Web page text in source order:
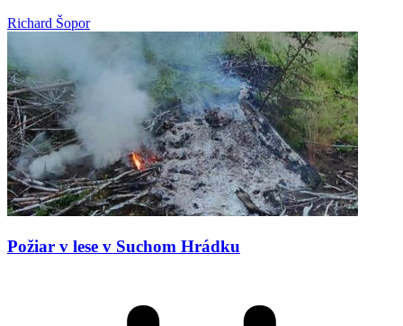
Richard Šopor
Požiar v lese v Suchom Hrádku